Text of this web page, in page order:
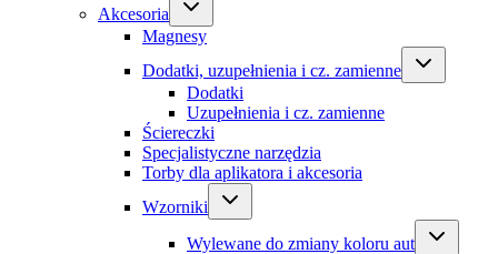
Akcesoria
Magnesy
Dodatki, uzupełnienia i cz. zamienne
Dodatki
Uzupełnienia i cz. zamienne
Ściereczki
Specjalistyczne narzędzia
Torby dla aplikatora i akcesoria
Wzorniki
Wylewane do zmiany koloru aut